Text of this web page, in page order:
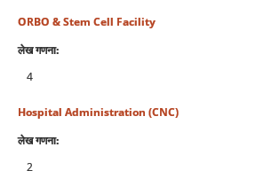
ORBO & Stem Cell Facility
लेख गणना:
4
Hospital Administration (CNC)
लेख गणना:
2